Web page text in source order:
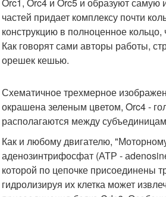
частей придает комплексу почти
конструкцию в полноценное кольцо,
Как говорят сами авторы работы,
орешек кешью.
Схематичное трехмерное
окрашена зеленым цветом, Orc4 -
располагаются между
Как и любому двигателю,
аденозинтрифосфат (АТР -
которой по цепочке присоединены
гидролизируя их клетка может